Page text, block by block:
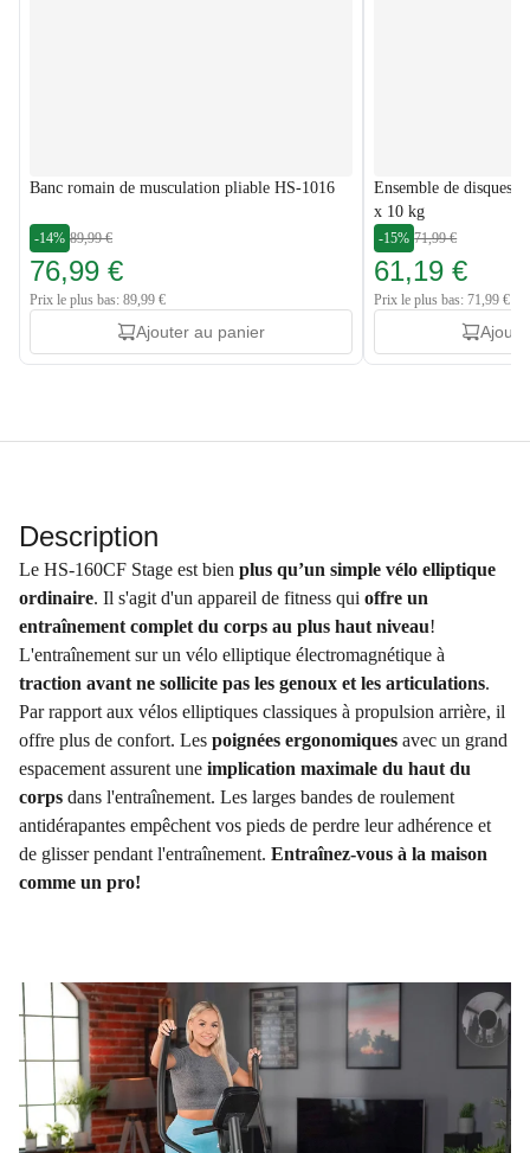
Banc romain de musculation pliable HS-1016
-14% 89,99 €
76,99 €
Prix le plus bas: 89,99 €
Ajouter au panier
Ensemble de disques
x 10 kg
-15% 71,99 €
61,19 €
Prix le plus bas: 71,99 €
Description
Le HS-160CF Stage est bien plus qu’un simple vélo elliptique
ordinaire. Il s'agit d'un appareil de fitness qui offre un
entraînement complet du corps au plus haut niveau!
L'entraînement sur un vélo elliptique électromagnétique à
traction avant ne sollicite pas les genoux et les articulations.
Par rapport aux vélos elliptiques classiques à propulsion arrière, il
offre plus de confort. Les poignées ergonomiques avec un grand
espacement assurent une implication maximale du haut du
corps dans l'entraînement. Les larges bandes de roulement
antidérapantes empêchent vos pieds de perdre leur adhérence et
de glisser pendant l'entraînement. Entraînez-vous à la maison
comme un pro!